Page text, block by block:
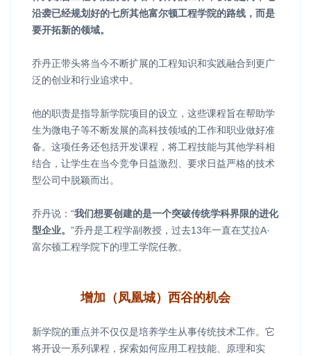
沿袭已经规划好的七所其他富尔顿工程学院的路线，而是
要开拓新的领域。
乔丹正带头将当今不断扩展的工程知识和实践融合到更广
泛的创业和行业追求中。
他的职责是指导新学院项目的设立，这些课程旨在帮助学
生为微电子等不断发展的高科技领域的工作和职业做好准
备。这项任务还包括开发课程，将工程技能与其他学科相
结合，让学生在当今竞争日益激烈、要求日益严格的技术
型公司中脱颖而出。
乔丹说：“我们想要创建的是一个突破传统学科界限的进化
型企业。 ”乔丹是工程学副教授，过去13年一直在艾拉A·
富尔顿工程学院下的理工学院任教。
增加（凤凰城）西谷的机会
新学院的重点并不仅仅是培养学生从事传统技术工作。它
将开设一系列课程，探索如何应用工程技能、原理和实